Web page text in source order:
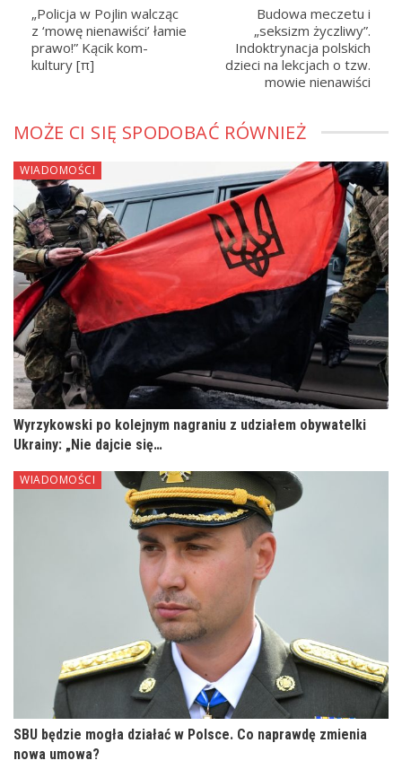
„Policja w Pojlin walcząc
z ‘mowę nienawiści’ łamie
prawo!” Kącik kom-
kultury [π]
Budowa meczetu i
„seksizm życzliwy”.
Indoktrynacja polskich
dzieci na lekcjach o tzw.
mowie nienawiści
MOŻE CI SIĘ SPODOBAĆ RÓWNIEŻ
WIADOMOŚCI
Wyrzykowski po kolejnym nagraniu z udziałem obywatelki
Ukrainy: „Nie dajcie się…
WIADOMOŚCI
SBU będzie mogła działać w Polsce. Co naprawdę zmienia
nowa umowa?